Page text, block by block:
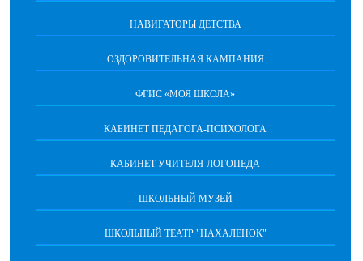
НАВИГАТОРЫ ДЕТСТВА
ОЗДОРОВИТЕЛЬНАЯ КАМПАНИЯ
ФГИС «МОЯ ШКОЛА»
КАБИНЕТ ПЕДАГОГА-ПСИХОЛОГА
КАБИНЕТ УЧИТЕЛЯ-ЛОГОПЕДА
ШКОЛЬНЫЙ МУЗЕЙ
ШКОЛЬНЫЙ ТЕАТР "НАХАЛЕНОК"